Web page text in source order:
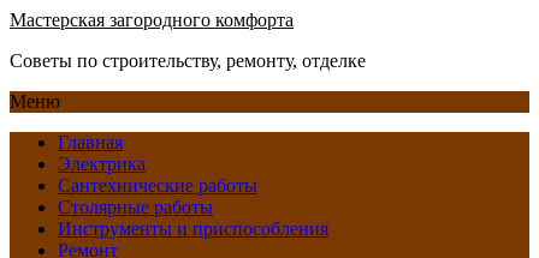
Мастерская загородного комфорта
Советы по строительству, ремонту, отделке
Меню
Главная
Электрика
Сантехнические работы
Столярные работы
Инструменты и приспособления
Ремонт